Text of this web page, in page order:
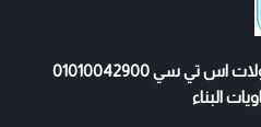
شركة المتخصص للتجارة والمقاولات اس تي سي 01010042900
البناء